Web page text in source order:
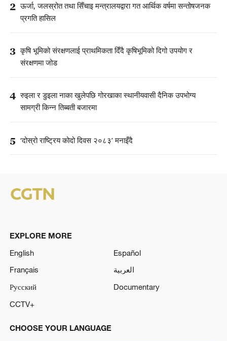
2 ऊर्जा, जलस्रोत तथा सिँचाइ मन्त्रालयद्वारा गत आर्थिक वर्षमा सन्तोषजनक
प्रगति हासिल
3 कृषि भूमिको संरक्षणलाई प्राथमिकता दिँदै कृषिभूमिको दिगो उपयोग र
संरक्षणमा जोड
4 रुइला र डुइला नाका खुलेपछि गोरखाका स्थानीयवासी दैनिक उपभोग्य
सामग्री किन्न तिब्बती बजारमा
5 ‘दोस्रो राष्ट्रिय कोदो दिवस २०८३’ मनाइँदै
EXPLORE MORE
English
Español
Français
العربية
Русский
Documentary
CCTV+
CHOOSE YOUR LANGUAGE